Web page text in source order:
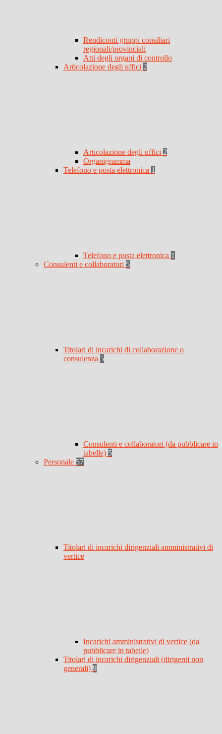
Rendiconti gruppi consiliari
regionali/provinciali
Atti degli organi di controllo
Articolazione degli uffici 2
Articolazione degli uffici 2
Organigramma
Telefono e posta elettronica 1
Telefono e posta elettronica 1
Consulenti e collaboratori 5
Titolari di incarichi di collaborazione o
consulenza 5
Consulenti e collaboratori (da pubblicare in
tabelle) 5
Personale 57
Titolari di incarichi dirigenziali amministrativi di
vertice
Incarichi amministrativi di vertice (da
pubblicare in tabelle)
Titolari di incarichi dirigenziali (dirigenti non
generali) 9